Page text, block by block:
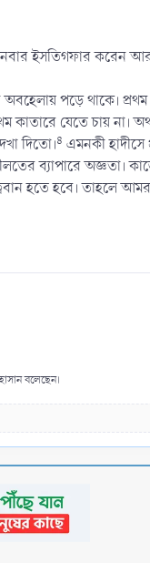
ইসতিগফার করেন
অবহেলায় পড়ে
যেতে চায় না।
দিতো।৪ এমনকী
ব্যাপারে অজ্ঞতা।
হতে হবে। তাহলে
বলেছেন।